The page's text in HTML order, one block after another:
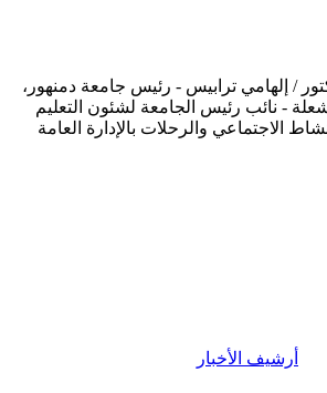
/ إلهامي ترابيس - رئيس جامعة دمنهور،
شعلة - نائب رئيس الجامعة لشئون التعليم
الاجتماعي والرحلات بالإدارة العامة
أرشيف الأخبار